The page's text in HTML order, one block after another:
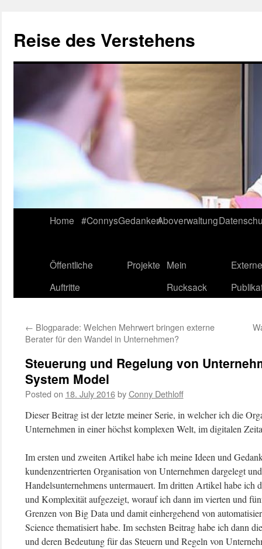
Reise des Verstehens
content
Home #ConnysGedankenAboverwaltung
Öffentliche
Auftritte
Projekte Mein
Rucksack
Externe
← Blogparade: Welchen Mehrwert bringen externe
Berater für den Wandel in Unternehmen?
Steuerung und Regelung von
System Model
Posted on 18. July 2016 by Conny Dethloff
Dieser Beitrag ist der letzte meiner Serie, in welcher ich die
Unternehmen in einer höchst komplexen Welt, im digitalen
Im ersten und zweiten Artikel habe ich meine Ideen und
kundenzentrierten Organisation von Unternehmen dargelegt
Handelsunternehmens untermauert. Im dritten Artikel habe
und Komplexität aufgezeigt, worauf ich dann im vierten und
Grenzen von Big Data und damit einhergehend von
Science thematisiert habe. Im sechsten Beitrag habe ich dann
und deren Bedeutung für das Steuern und Regeln von